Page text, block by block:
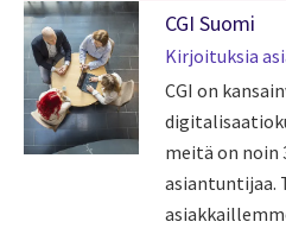
CGI Suomi
Kirjoituksia
CGI on
meitä on noin
asiantuntijaa.